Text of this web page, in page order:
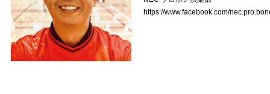
https://www.facebook.com/